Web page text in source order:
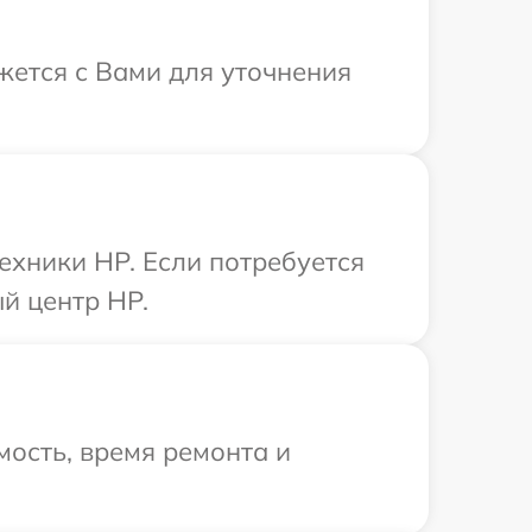
с Вами для уточнения
HP. Если потребуется
центр HP.
время ремонта и